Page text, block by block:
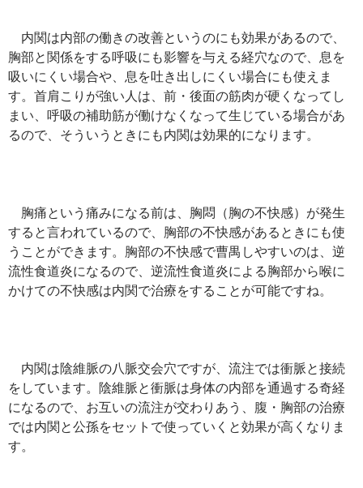
内関は内部の働きの改善というのにも効果があるので、
胸部と関係をする呼吸にも影響を与える経穴なので、息を
吸いにくい場合や、息を吐き出しにくい場合にも使えま
す。首肩こりが強い人は、前・後面の筋肉が硬くなってし
まい、呼吸の補助筋が働けなくなって生じている場合があ
るので、そういうときにも内関は効果的になります。
胸痛という痛みになる前は、胸悶（胸の不快感）が発生
すると言われているので、胸部の不快感があるときにも使
うことができます。胸部の不快感で曹禺しやすいのは、逆
流性食道炎になるので、逆流性食道炎による胸部から喉に
かけての不快感は内関で治療をすることが可能ですね。
内関は陰維脈の八脈交会穴ですが、流注では衝脈と接続
をしています。陰維脈と衝脈は身体の内部を通過する奇経
になるので、お互いの流注が交わりあう、腹・胸部の治療
では内関と公孫をセットで使っていくと効果が高くなりま
す。